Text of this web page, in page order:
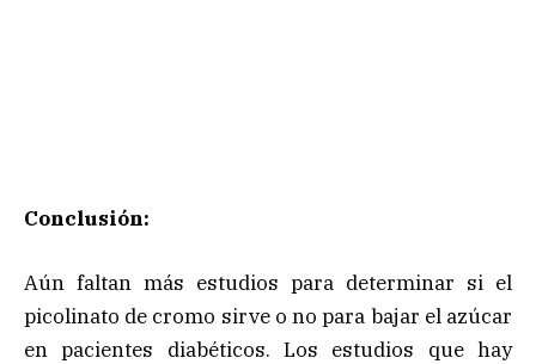
Conclusión:
Aún faltan más estudios para determinar si el
picolinato de cromo sirve o no para bajar el azúcar
en pacientes diabéticos. Los estudios que hay